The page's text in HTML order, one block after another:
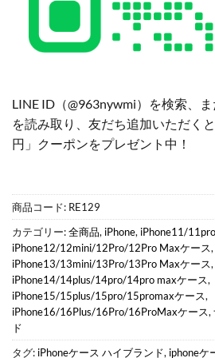
LINE ID（@963nywmi）を検索、
を読み取り、友だち追加いただく
円」クーポンをプレゼント中！
商品コード: RE129
カテゴリー:全商品, iPhone, iPhone11/
iPhone12/12mini/12Pro/12Pro Maxケース,
iPhone13/13mini/13Pro/13Pro Maxケース,
iPhone14/14plus/14pro/14pro maxケース,
iPhone15/15plus/15pro/15promaxケース,
iPhone16/16Plus/16Pro/16ProMaxケース,
ド
タグ: iPhoneケース ハイブランド, iphoneケ